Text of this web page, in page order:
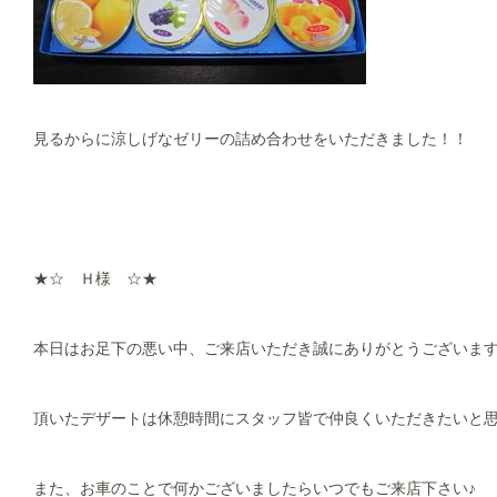
見るからに涼しげなゼリーの詰め合わせをいただきました！！
★☆ Ｈ様 ☆★
本日はお足下の悪い中、ご来店いただき誠にありがとうございます
頂いたデザートは休憩時間にスタッフ皆で仲良くいただきたいと
また、お車のことで何かございましたらいつでもご来店下さい♪